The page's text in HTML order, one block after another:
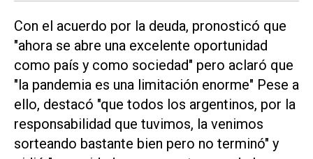
Con el acuerdo por la deuda, pronosticó que
"ahora se abre una excelente oportunidad
como país y como sociedad" pero aclaró que
"la pandemia es una limitación enorme" Pese a
ello, destacó "que todos los argentinos, por la
responsabilidad que tuvimos, la venimos
sorteando bastante bien pero no terminó" y